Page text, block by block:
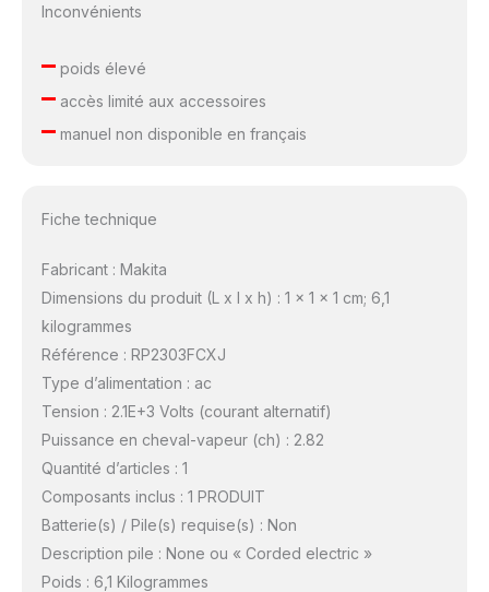
Inconvénients
–poids élevé
–accès limité aux accessoires
–manuel non disponible en français
Fiche technique
Fabricant : Makita
Dimensions du produit (L x l x h) : 1 x 1 x 1 cm; 6,1
kilogrammes
Référence : RP2303FCXJ
Type d’alimentation : ac
Tension : 2.1E+3 Volts (courant alternatif)
Puissance en cheval-vapeur (ch) : 2.82
Quantité d’articles : 1
Composants inclus : 1 PRODUIT
Batterie(s) / Pile(s) requise(s) : Non
Description pile : None ou « Corded electric »
Poids : 6,1 Kilogrammes